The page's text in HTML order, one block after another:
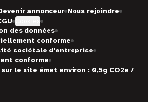
annonceur Nous rejoindre
des données
conforme
sociétale d'entreprise
conforme
le site émet environ : 0,5g CO2e /